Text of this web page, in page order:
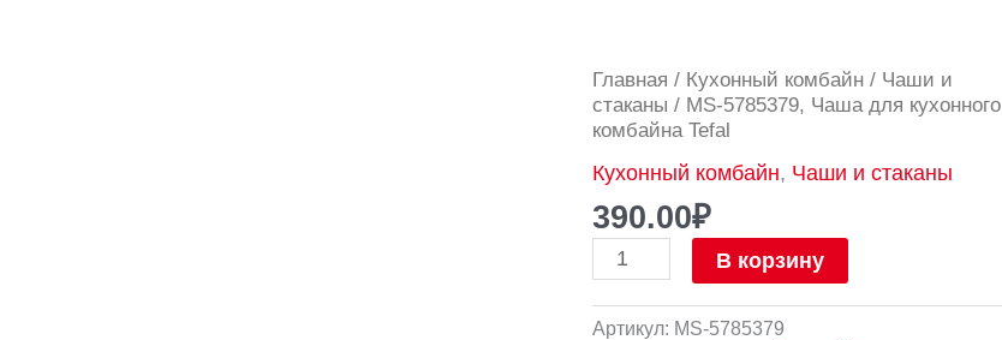
Главная / Кухонный комбайн/ Чаши и
стаканы / MS-5785379, Чаша для кухонного
комбайна Tefal
Кухонный комбайн, Чаши и стаканы
390.00₽
Количество
товара
MS-
Чаша
для
кухонного
комбайна
Tefal
В корзину
Артикул: MS-5785379